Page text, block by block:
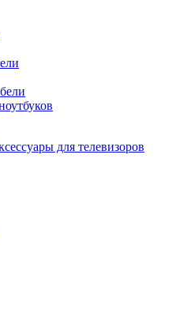
для телевизоров